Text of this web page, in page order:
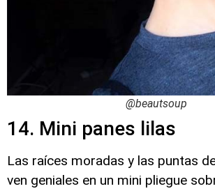
@beautsoup
14. Mini panes lilas
Las raíces moradas y las puntas
ven geniales en un mini pliegue